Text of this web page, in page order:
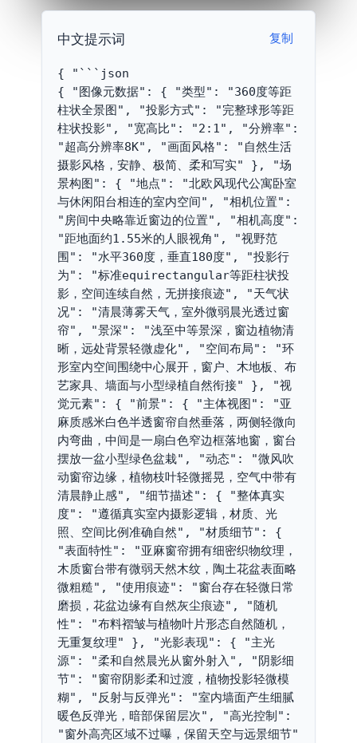
中文提示词 复制
{ "```json
{ "图像元数据": { "类型": "360度等距
柱状全景图", "投影方式": "完整球形等距
柱状投影", "宽高比": "2:1", "分辨率":
"超高分辨率8K", "画面风格": "自然生活
摄影风格，安静、极简、柔和写实" }, "场
景构图": { "地点": "北欧风现代公寓卧室
与休闲阳台相连的室内空间", "相机位置":
"房间中央略靠近窗边的位置", "相机高度":
"距地面约1.55米的人眼视角", "视野范
围": "水平360度，垂直180度", "投影行
为": "标准equirectangular等距柱状投
影，空间连续自然，无拼接痕迹", "天气状
况": "清晨薄雾天气，室外微弱晨光透过窗
帘", "景深": "浅至中等景深，窗边植物清
晰，远处背景轻微虚化", "空间布局": "环
形室内空间围绕中心展开，窗户、木地板、布
艺家具、墙面与小型绿植自然衔接" }, "视
觉元素": { "前景": { "主体视图": "亚
麻质感米白色半透窗帘自然垂落，两侧轻微向
内弯曲，中间是一扇白色窄边框落地窗，窗台
摆放一盆小型绿色盆栽", "动态": "微风吹
动窗帘边缘，植物枝叶轻微摇晃，空气中带有
清晨静止感", "细节描述": { "整体真实
度": "遵循真实室内摄影逻辑，材质、光
照、空间比例准确自然", "材质细节": {
"表面特性": "亚麻窗帘拥有细密织物纹理，
木质窗台带有微弱天然木纹，陶土花盆表面略
微粗糙", "使用痕迹": "窗台存在轻微日常
磨损，花盆边缘有自然灰尘痕迹", "随机
性": "布料褶皱与植物叶片形态自然随机，
无重复纹理" }, "光影表现": { "主光
源": "柔和自然晨光从窗外射入", "阴影细
节": "窗帘阴影柔和过渡，植物投影轻微模
糊", "反射与反弹光": "室内墙面产生细腻
暖色反弹光，暗部保留层次", "高光控制":
"窗外高亮区域不过曝，保留天空与远景细节"